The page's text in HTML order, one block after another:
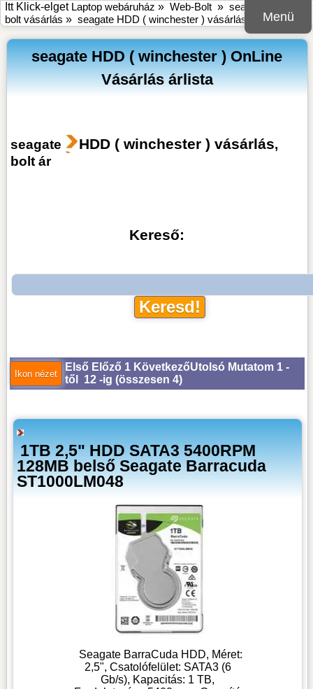
Menü
Itt Klick-elget Laptop webáruház » Web-Bolt » seagate online
bolt vásárlás » seagate HDD ( winchester ) vásárlás
seagate HDD ( winchester ) OnLine
Vásárlás árlista
seagate HDD ( winchester ) vásárlás,
bolt ár
Kereső:
Első Előző 1 KövetkezőUtolsó Mutatom 1 -
től 12 -ig (összesen 4)
1TB 2,5" HDD SATA3 5400RPM
128MB belső Seagate Barracuda
ST1000LM048
Seagate BarraCuda HDD, Méret:
2,5", Csatolófelület: SATA3 (6
Gb/s), Kapacitás: 1 TB,